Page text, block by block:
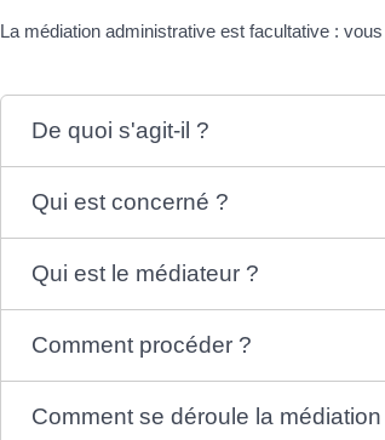
La médiation administrative est facultative :
De quoi s'agit-il ?
Qui est concerné ?
Qui est le médiateur ?
Comment procéder ?
Comment se déroule la médiation